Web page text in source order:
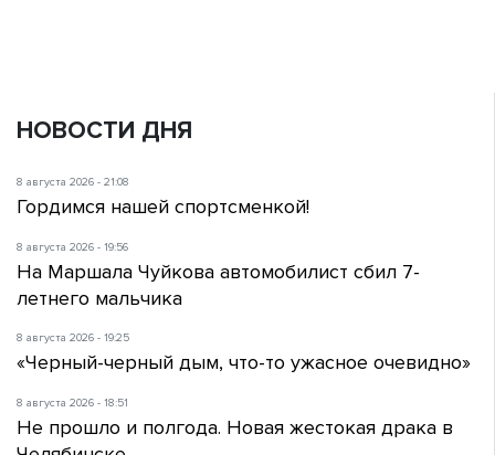
НОВОСТИ ДНЯ
8 августа 2026 - 21:08
Гордимся нашей спортсменкой!
8 августа 2026 - 19:56
На Маршала Чуйкова автомобилист сбил 7-
летнего мальчика
8 августа 2026 - 19:25
«Черный-черный дым, что-то ужасное очевидно»
8 августа 2026 - 18:51
Не прошло и полгода. Новая жестокая драка в